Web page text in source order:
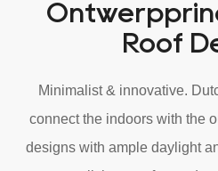
Roof
Minimalist & innovative.
connect the indoors with the
designs with ample daylight